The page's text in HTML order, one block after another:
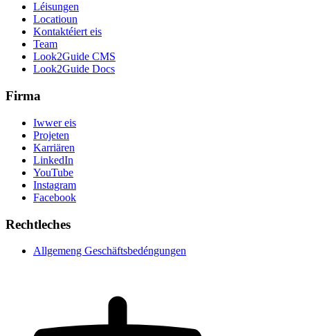
Léisungen
Locatioun
Kontaktéiert eis
Team
Look2Guide CMS
Look2Guide Docs
Firma
Iwwer eis
Projeten
Karriären
LinkedIn
YouTube
Instagram
Facebook
Rechtleches
Allgemeng Geschäftsbedéngungen